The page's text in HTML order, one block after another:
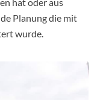
Planung die mit
wurde.